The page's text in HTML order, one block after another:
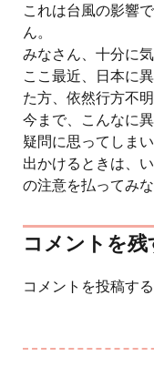
これは台風の影響
ん。
みなさん、十分に
ここ最近、日本に
た方、依然行方不
今まで、こんなに
疑問に思ってしまい
出かけるときは、
の注意を払ってみ
コメントを残
コメントを投稿す